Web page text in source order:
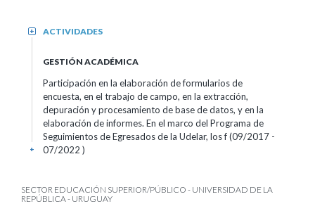
ACTIVIDADES
+
GESTIÓN ACADÉMICA
Participación en la elaboración de formularios de
encuesta, en el trabajo de campo, en la extracción,
depuración y procesamiento de base de datos, y en la
elaboración de informes. En el marco del Programa de
Seguimientos de Egresados de la Udelar, los f (09/2017 -
07/2022 )
+
SECTOR EDUCACIÓN SUPERIOR/PÚBLICO - UNIVERSIDAD DE LA
REPÚBLICA - URUGUAY